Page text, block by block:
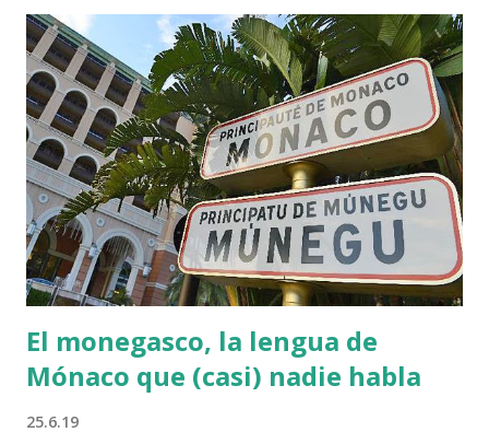
Play , y cuyas vidas se ven constantemente asediadas por
preocupaciones y problemas más bien propios de
treintañeros (para goce y disfrute del televidente), siempre
han sido para mí una suerte de placer culpable . Quizás sea
por ello que, al igual que ya sucediera con la primera
temporada, los ocho capítulos de esta segunda tanda han
sido carne de maratón de fin de semana y han pasado ante
mí como un suspiro. El mono hasta el estreno de la ya
confirmada tercera temporada...
El monegasco, la lengua de
Mónaco que (casi) nadie habla
25.6.19